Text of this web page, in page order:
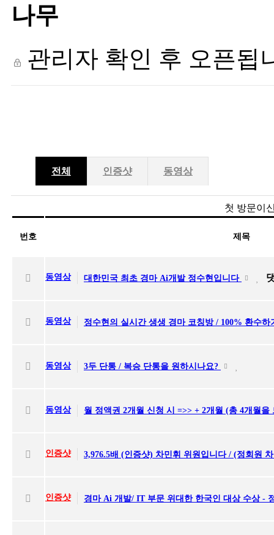
나무
관리자 확인 후 오픈됩
전체 인증샷 동영상
첫 방문이
번호 제목
동영상 대한민국 최초 경마 Ai개발 정수현입니다
동영상 정수현의 실시간 생생 경마 코칭방 / 100% 환수
동영상 3두 단통 / 복승 단통을 원하시나요?
동영상 월 정액권 2개월 신청 시 =>> + 2개월 (총 4개월
인증샷 3,976.5배 (인증샷) 차민휘 위원입니다 / (정회원
인증샷 경마 Ai 개발/ IT 부문 위대한 한국인 대상 수상 -